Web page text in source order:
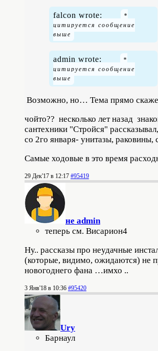
falcon wrote:
admin wrote:
Возможно, но… Тема прямо
чойто?? несколько лет назад
сантехники "Стройся"
со 2го января- унитазы, раковины,
Самые ходовые в это время
29 Дек'17 в 12:17 #95419
не admin
теперь см. Висариoн4
Ну.. рассказы про неудачные
(которые, видимо, ожидаются) не
новогоднего фана …имхо ..
3 Янв'18 в 10:36 #95420
Ury
Барнаул